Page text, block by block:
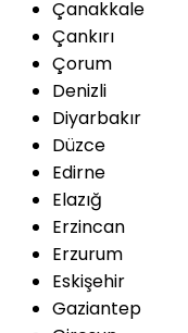
Çanakkale
Çankırı
Çorum
Denizli
Diyarbakır
Düzce
Edirne
Elazığ
Erzincan
Erzurum
Eskişehir
Gaziantep